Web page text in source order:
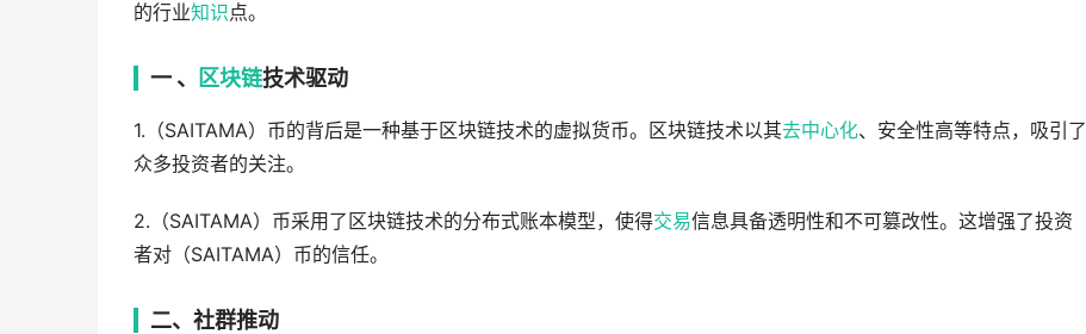
的行业知识点。
一 、 区块链技术驱动
1.（SAITAMA）币的背后是一种基于区块链技术的虚拟货币。区块链技术以其去中心化、安全性高等特点，吸引了
众多投资者的关注。
2.（SAITAMA）币采用了区块链技术的分布式账本模型，使得交易信息具备透明性和不可篡改性。这增强了投资
者对（SAITAMA）币的信任。
二、社群推动